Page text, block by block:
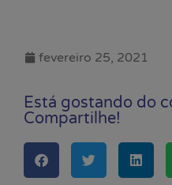
fevereiro 25, 2021
Está gostando do
Compartilhe!